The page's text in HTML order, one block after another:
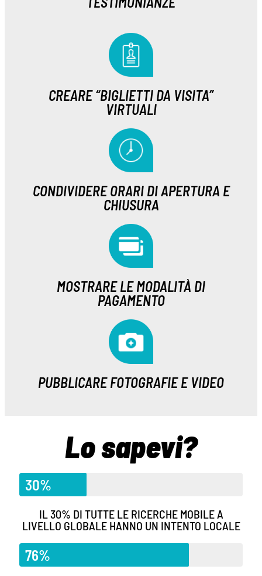
CREARE “BIGLIETTI DA VISITA”
VIRTUALI
CONDIVIDERE ORARI DI APERTURA E
CHIUSURA
MOSTRARE LE MODALITÀ DI
PAGAMENTO
PUBBLICARE FOTOGRAFIE E VIDEO
Lo sapevi?
30%
IL 30% DI TUTTE LE RICERCHE MOBILE A
LIVELLO GLOBALE HANNO UN INTENTO LOCALE
76%